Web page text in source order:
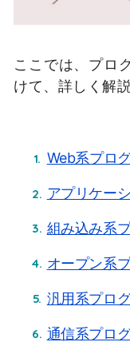
ここでは、プロ
けて、詳しく解
Web系プロ
アプリケー
組み込み系
オープン系
汎用系プロ
通信系プロ